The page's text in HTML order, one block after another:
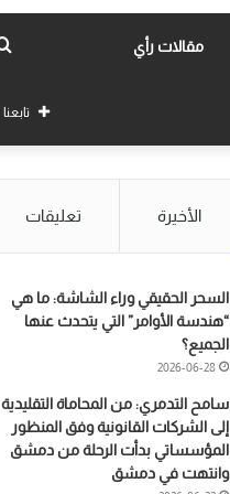
مقالات رأي
تابعنا
الأخيرة تعليقات
السحر الحقيقي وراء الشاشة: ما هي
“هندسة الأوامر” التي يتحدث عنها
الجميع؟
2026-06-28
سامح التدمري: من المحاماة التقليدية
إلى الشركات القانونية وفق المنظور
المؤسساتي بدأت الرحلة من دمشق
وانتهت في دمشق